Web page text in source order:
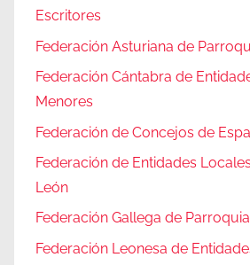
Escritores
Federación Asturiana de
Federación Cántabra de
Menores
Federación de Concejos de
Federación de Entidades
León
Federación Gallega de
Federación Leonesa de